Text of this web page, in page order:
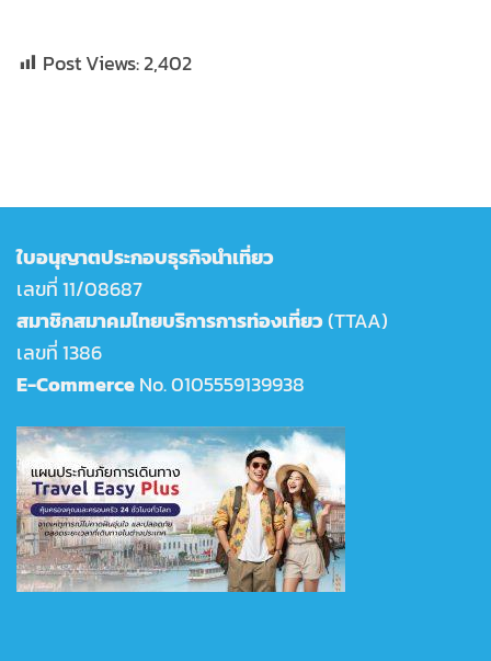
Post Views:2,402
ใบอนุญาตประกอบธุรกิจนำเที่ยว
เลขที่ 11/08687
สมาชิกสมาคมไทยบริการการท่องเที่ยว(TTAA)
เลขที่ 1386
E-CommerceNo. 0105559139938